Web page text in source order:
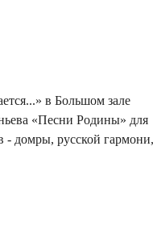
в Большом зале
«Песни Родины» для
- домры, русской гармони,